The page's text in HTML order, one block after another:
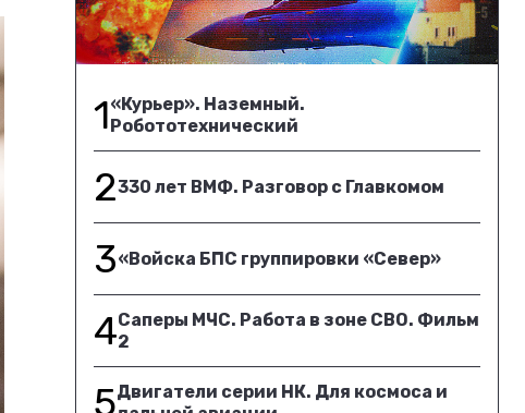
1«Курьер». Наземный.
Робототехнический
2330 лет ВМФ. Разговор с Главкомом
3«Войска БПС группировки «Север»
4Саперы МЧС. Работа в зоне СВО. Фильм
2
5Двигатели серии НК. Для космоса и